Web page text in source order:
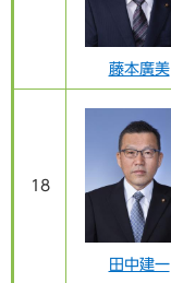
藤本廣美
18
田中建一